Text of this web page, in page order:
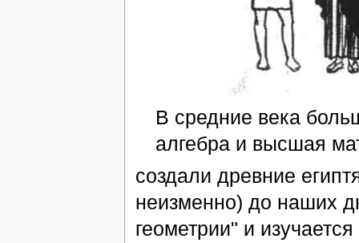
В средние века
алгебра и высшая
создали древние
неизменно) до наших
геометрии" и